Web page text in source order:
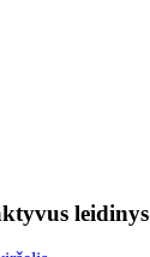
leidinys